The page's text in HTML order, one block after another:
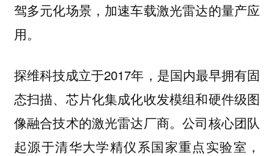
驾多元化场景，加速车载激光雷达的量产应
用。
探维科技成立于2017年，是国内最早拥有固
态扫描、芯片化集成化收发模组和硬件级图
像融合技术的激光雷达厂商。公司核心团队
起源于清华大学精仪系国家重点实验室，